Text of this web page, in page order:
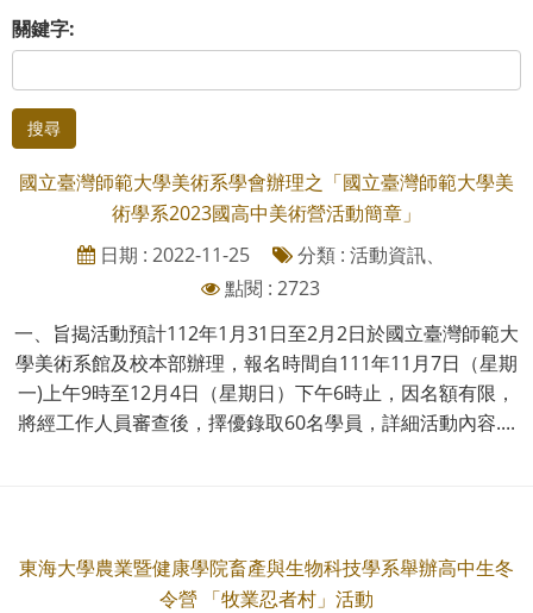
關鍵字:
搜尋
國立臺灣師範大學美術系學會辦理之「國立臺灣師範大學美
術學系2023國高中美術營活動簡章」
日期 : 2022-11-25
分類 : 活動資訊、
點閱 : 2723
一、旨揭活動預計112年1月31日至2月2日於國立臺灣師範大
學美術系館及校本部辦理，報名時間自111年11月7日（星期
一)上午9時至12月4日（星期日）下午6時止，因名額有限，
將經工作人員審查後，擇優錄取60名學員，詳細活動內容....
東海大學農業暨健康學院畜產與生物科技學系舉辦高中生冬
令營 「牧業忍者村」活動